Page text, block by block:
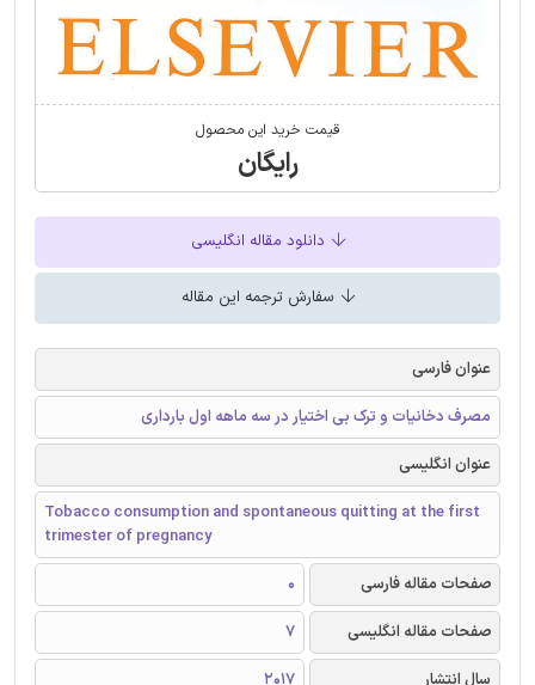
قیمت خرید این محصول
رایگان
دانلود مقاله انگلیسی
سفارش ترجمه این مقاله
عنوان فارسی
مصرف دخانیات و ترک بی اختیار در سه ماهه اول بارداری
عنوان انگلیسی
Tobacco consumption and spontaneous quitting at the first
trimester of pregnancy
صفحات مقاله فارسی
0
صفحات مقاله انگلیسی
7
سال انتشار
2017